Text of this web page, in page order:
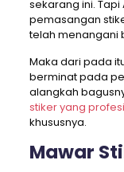
sekarang ini.
pemasangan
telah menangani
Maka dari pada
berminat pada
alangkah
stiker yang
khususnya.
Mawar